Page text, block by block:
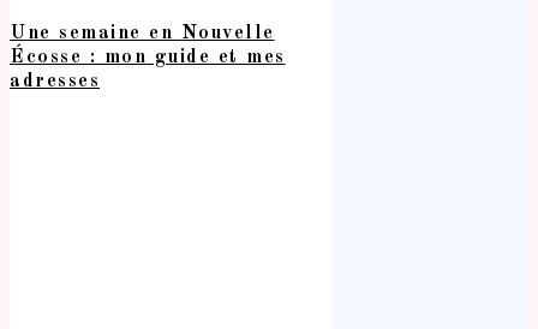
Une semaine en Nouvelle
Écosse : mon guide et mes
adresses